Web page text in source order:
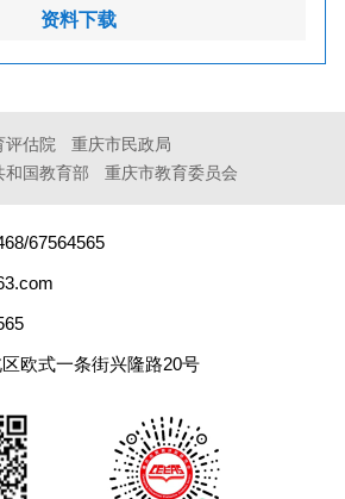
资料下载
评估院
重庆市民政局
和国教育部
重庆市教育委员会
67564565
欧式一条街兴隆路20号